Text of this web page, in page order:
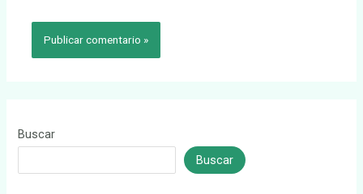
Buscar
Buscar